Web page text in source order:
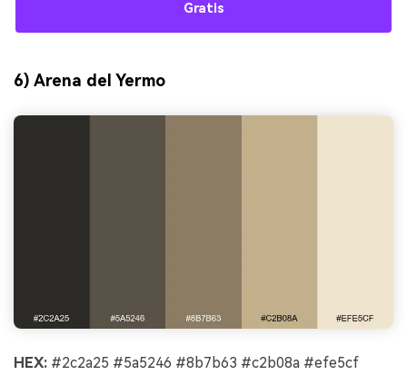
Gratis
6) Arena del Yermo
HEX: #2c2a25 #5a5246 #8b7b63 #c2b08a #efe5cf